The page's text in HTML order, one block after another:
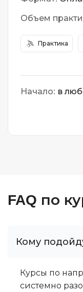
Объем
Практика
Начало: в
FAQ по
Кому
Курсы по
системно